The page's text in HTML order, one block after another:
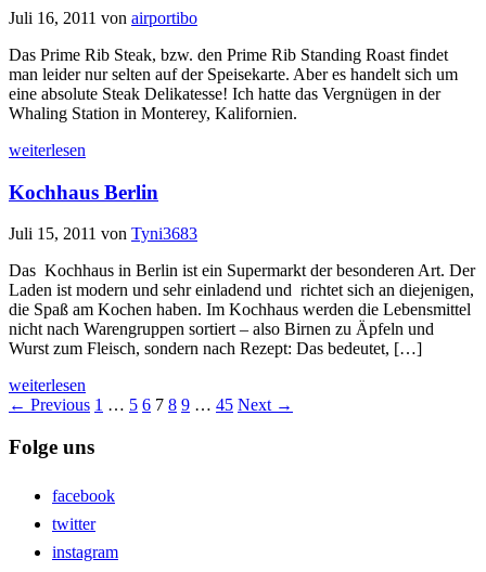
Juli 16, 2011 von airportibo
Das Prime Rib Steak, bzw. den Prime Rib Standing Roast findet
man leider nur selten auf der Speisekarte. Aber es handelt sich um
eine absolute Steak Delikatesse! Ich hatte das Vergnügen in der
Whaling Station in Monterey, Kalifornien.
weiterlesen
Kochhaus Berlin
Juli 15, 2011 von Tyni3683
Das Kochhaus in Berlin ist ein Supermarkt der besonderen Art. Der
Laden ist modern und sehr einladend und richtet sich an diejenigen,
die Spaß am Kochen haben. Im Kochhaus werden die Lebensmittel
nicht nach Warengruppen sortiert – also Birnen zu Äpfeln und
Wurst zum Fleisch, sondern nach Rezept: Das bedeutet, […]
weiterlesen
← Previous 1 … 5 6 7 8 9 … 45 Next →
Folge uns
facebook
twitter
instagram